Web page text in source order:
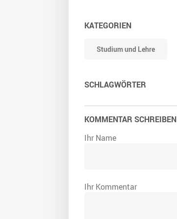
KATEGORIEN
Studium und Lehre
SCHLAGWÖRTER
KOMMENTAR SCHREIBEN
Ihr Name
Ihr Kommentar